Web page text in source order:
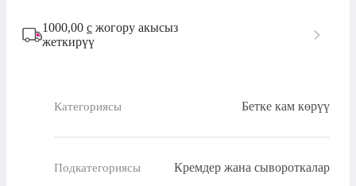
1000,00 с жогору акысыз
жеткирүү
Категориясы Бетке кам көрүү
Подкатегориясы Кремдер жана сывороткалар